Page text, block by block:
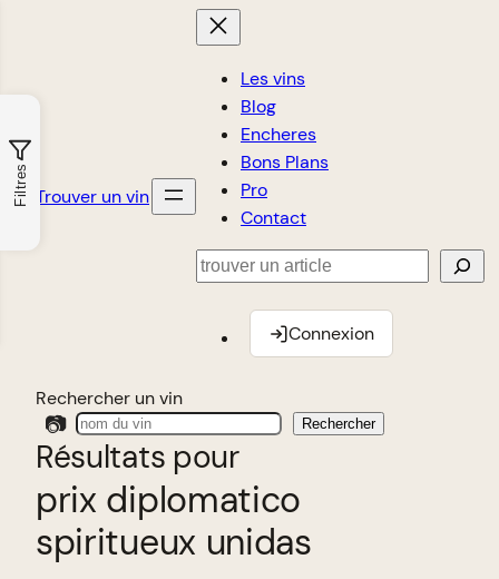
Trouver un vin
Les vins
Blog
Encheres
Bons Plans
Pro
Contact
Rechercher
Connexion
Rechercher un vin
📷 Rechercher
Résultats pour
prix diplomatico
spiritueux unidas
Filtres